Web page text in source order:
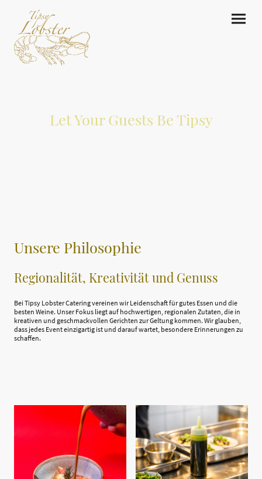
Let Your Guests Be Tipsy
Unsere Philosophie
Regionalität, Kreativität und Genuss
Bei Tipsy Lobster Catering vereinen wir Leidenschaft für gutes Essen und die
besten Weine. Unser Fokus liegt auf hochwertigen, regionalen Zutaten, die in
kreativen und geschmackvollen Gerichten zur Geltung kommen. Wir glauben,
dass jedes Event einzigartig ist und darauf wartet, besondere Erinnerungen zu
schaffen.